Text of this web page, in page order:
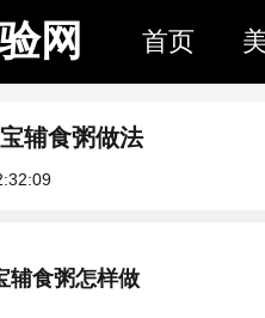
网 首页
辅食粥做法
辅食粥怎样做